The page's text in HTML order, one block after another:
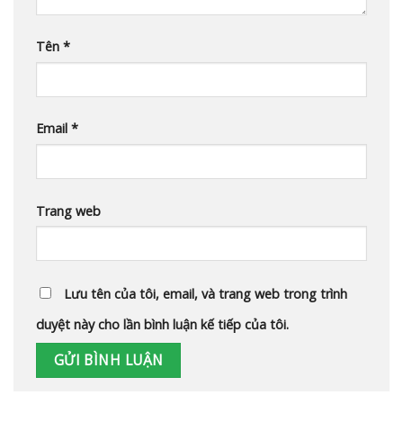
Tên *
Email *
Trang web
Lưu tên của tôi, email, và trang web trong trình
duyệt này cho lần bình luận kế tiếp của tôi.